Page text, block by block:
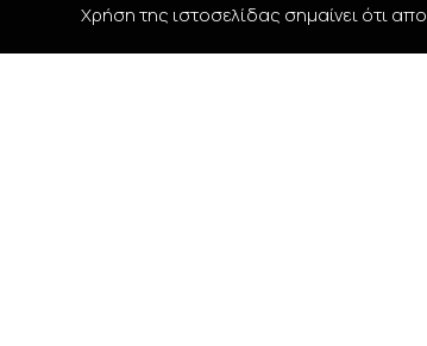
Χρήση της ιστοσελίδας σημαίνει ότι